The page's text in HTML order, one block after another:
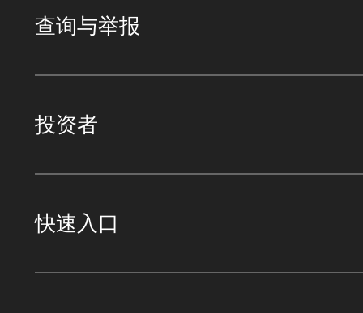
查询与举报
投资者
快速入口